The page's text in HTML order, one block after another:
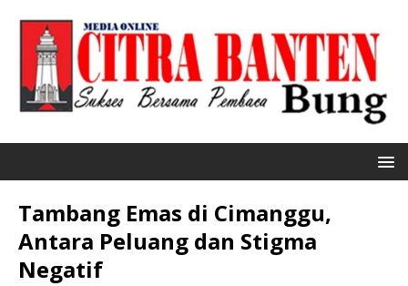
Tambang Emas di Cimanggu,
Antara Peluang dan Stigma
Negatif